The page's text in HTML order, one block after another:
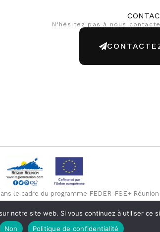
N'hésitez pas à nous
le cadre du programme FEDER-FSE+
notre site web. Si vous continuez à utiliser ce
Non Politique de confidentialité